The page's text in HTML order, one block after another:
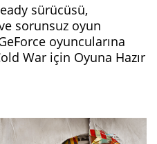
sürücüsü,
sorunsuz oyun
oyuncularına
War için Oyuna Hazır